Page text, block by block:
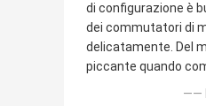
di configurazione è
dei commutatori di
delicatamente. Del
piccante quando
——